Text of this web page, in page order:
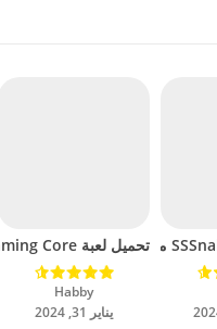
تحميل لعبة Flaming Core مهكرة للاندرويد 2024
Habby‏
يناير 31, 2024